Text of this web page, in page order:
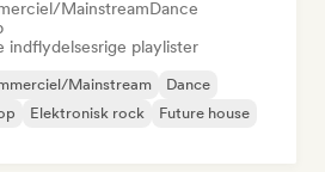
MainstreamDance
indflydelsesrige playlister
Mainstream
Dance
Elektronisk rock
Future house